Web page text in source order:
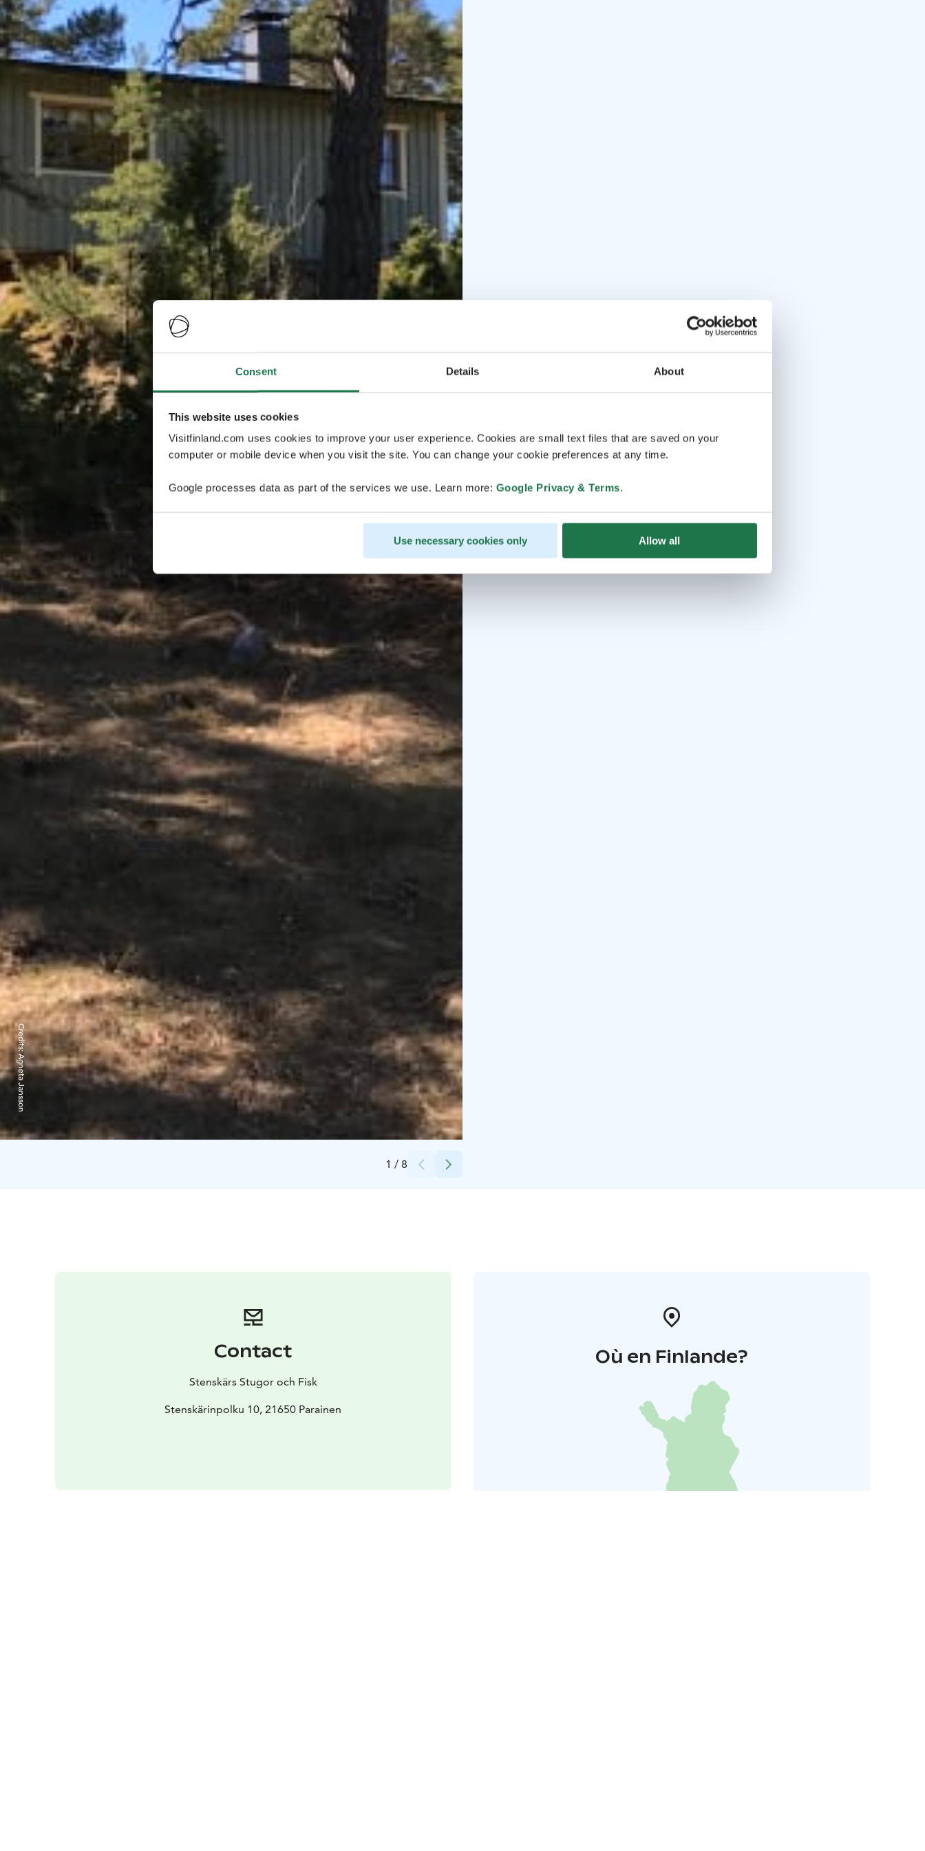
Consent Details About
This website uses cookies
Visitfinland.com uses cookies to improve your user experience. Cookies are small text files that are saved on your
computer or mobile device when you visit the site. You can change your cookie preferences at any time.
Google processes data as part of the services we use. Learn more: Google Privacy & Terms.
Use necessary cookies only Allow all
1 / 8
Credits:
Agneta Jansson
Contact
Stenskärs Stugor och Fisk
Stenskärinpolku 10, 21650 Parainen
Où en Finlande?